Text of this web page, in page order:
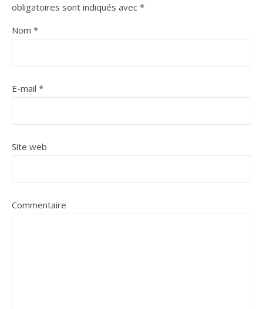
obligatoires sont indiqués avec *
Nom *
E-mail *
Site web
Commentaire